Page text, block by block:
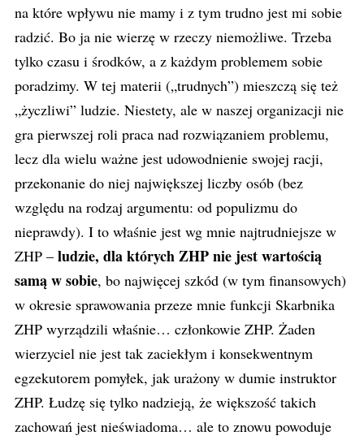
na które wpływu nie mamy i z tym trudno jest mi sobie
radzić. Bo ja nie wierzę w rzeczy niemożliwe. Trzeba
tylko czasu i środków, a z każdym problemem sobie
poradzimy. W tej materii („trudnych”) mieszczą się też
„życzliwi” ludzie. Niestety, ale w naszej organizacji nie
gra pierwszej roli praca nad rozwiązaniem problemu,
lecz dla wielu ważne jest udowodnienie swojej racji,
przekonanie do niej największej liczby osób (bez
względu na rodzaj argumentu: od populizmu do
nieprawdy). I to właśnie jest wg mnie najtrudniejsze w
ZHP – ludzie, dla których ZHP nie jest wartością
samą w sobie, bo najwięcej szkód (w tym finansowych)
w okresie sprawowania przeze mnie funkcji Skarbnika
ZHP wyrządzili właśnie… członkowie ZHP. Żaden
wierzyciel nie jest tak zaciekłym i konsekwentnym
egzekutorem pomyłek, jak urażony w dumie instruktor
ZHP. Łudzę się tylko nadzieją, że większość takich
zachowań jest nieświadoma… ale to znowu powoduje